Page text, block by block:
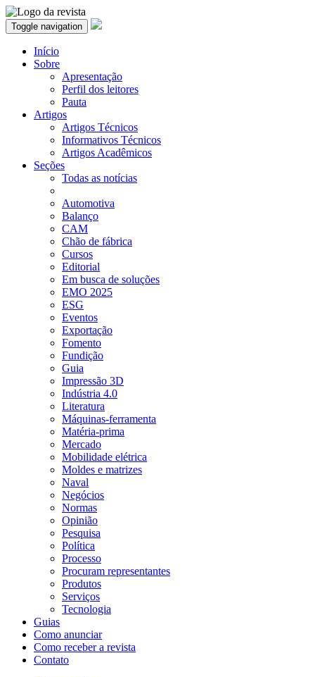
Toggle navigation
Início
Sobre
Apresentação
Perfil dos leitores
Pauta
Artigos
Artigos Técnicos
Informativos Técnicos
Artigos Acadêmicos
Seções
Todas as notícias
Automotiva
Balanço
CAM
Chão de fábrica
Cursos
Editorial
Em busca de soluções
EMO 2025
ESG
Eventos
Exportação
Fomento
Fundição
Guia
Impressão 3D
Indústria 4.0
Literatura
Máquinas-ferramenta
Matéria-prima
Mercado
Mobilidade elétrica
Moldes e matrizes
Naval
Negócios
Normas
Opinião
Pesquisa
Política
Processo
Procuram representantes
Produtos
Serviços
Tecnologia
Guias
Como anunciar
Como receber a revista
Contato